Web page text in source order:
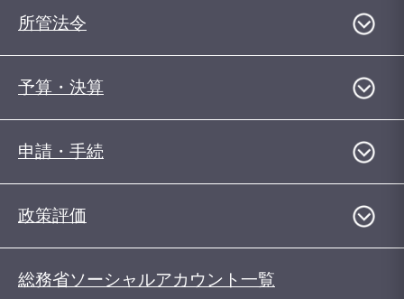
所管法令
予算・決算
申請・手続
政策評価
総務省ソーシャルアカウント一覧